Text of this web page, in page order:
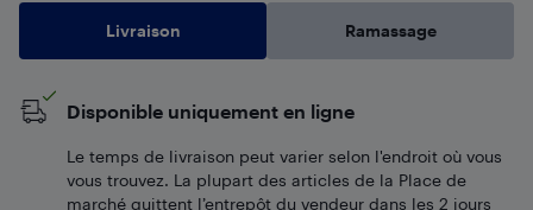
Livraison Ramassage
Disponible uniquement en ligne
Le temps de livraison peut varier selon l'endroit où vous
vous trouvez. La plupart des articles de la Place de
marché quittent l’entrepôt du vendeur dans les 2 jours